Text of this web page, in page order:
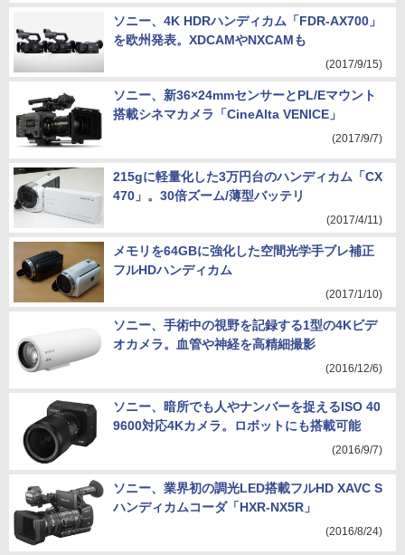
ソニー、4K HDRハンディカム「FDR-AX700」
を欧州発表。XDCAMやNXCAMも
(2017/9/15)
ソニー、新36×24mmセンサーとPL/Eマウント
搭載シネマカメラ「CineAlta VENICE」
(2017/9/7)
215gに軽量化した3万円台のハンディカム「CX
470」。30倍ズーム/薄型バッテリ
(2017/4/11)
メモリを64GBに強化した空間光学手ブレ補正
フルHDハンディカム
(2017/1/10)
ソニー、手術中の視野を記録する1型の4Kビデ
オカメラ。血管や神経を高精細撮影
(2016/12/6)
ソニー、暗所でも人やナンバーを捉えるISO 40
9600対応4Kカメラ。ロボットにも搭載可能
(2016/9/7)
ソニー、業界初の調光LED搭載フルHD XAVC S
ハンディカムコーダ「HXR-NX5R」
(2016/8/24)